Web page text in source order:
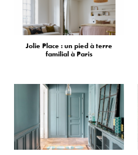
Jolie Place : un pied à terre
familial à Paris